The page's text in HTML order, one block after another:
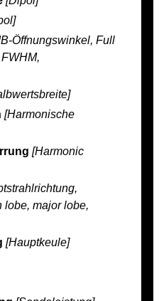
Öffnungswinkel, Full
[Harmonische
[Harmonic
lobe, major lobe,
[Hauptkeule]